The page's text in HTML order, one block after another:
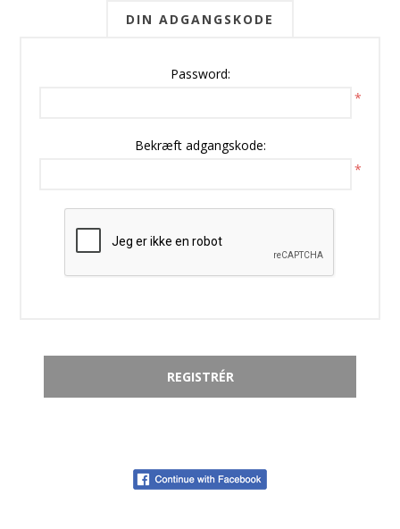
DIN ADGANGSKODE
Password:
*
Bekræft adgangskode:
*